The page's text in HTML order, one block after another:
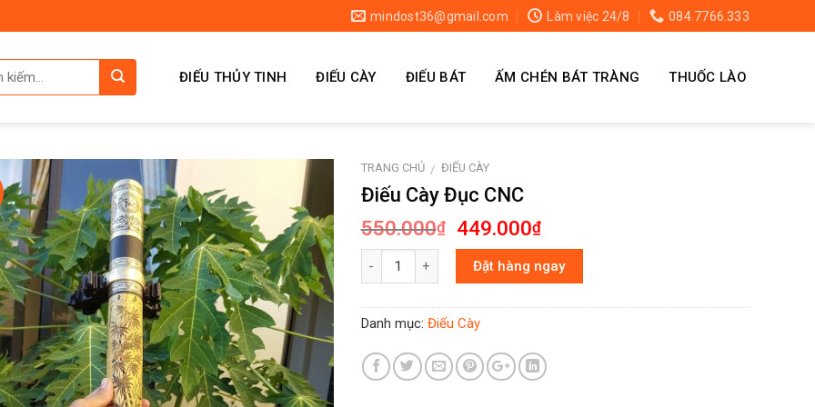
mindost36@gmail.com Làm việc 24/8 084.7766.333
ĐIẾU THỦY TINH ĐIẾU CÀY ĐIẾU BÁT ẤM CHÉN BÁT TRÀNG THUỐC LÀO
TRANG CHỦ / ĐIẾU CÀY
Điếu Cày Đục CNC
550.000₫ 449.000₫
Số lượng Đặt hàng ngay
Danh mục: Điếu Cày